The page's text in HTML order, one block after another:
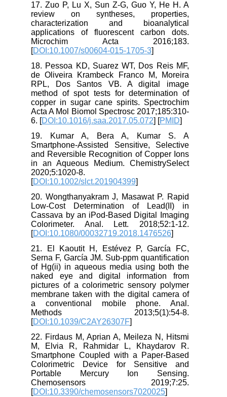
17. Zuo P, Lu X, Sun Z-G, Guo Y, He H. A
review on syntheses, properties,
characterization and bioanalytical
applications of fluorescent carbon dots.
Microchim Acta 2016;183.
[DOI:10.1007/s00604-015-1705-3
18. Pessoa KD, Suarez WT, Dos Reis MF,
de Oliveira Krambeck Franco M, Moreira
RPL, Dos Santos VB. A digital image
method of spot tests for determination of
copper in sugar cane spirits. Spectrochim
Acta A Mol Biomol Spectrosc 2017;185:310-
6. [DOI:10.1016/j.saa.2017.05.072] [PMID
19. Kumar A, Bera A, Kumar S. A
Smartphone‐Assisted Sensitive, Selective
and Reversible Recognition of Copper Ions
in an Aqueous Medium. ChemistrySelect
2020;5:1020-8.
[DOI:10.1002/slct.201904399
20. Wongthanyakram J, Masawat P. Rapid
Low-Cost Determination of Lead(II) in
Cassava by an iPod-Based Digital Imaging
Colorimeter. Anal. Lett. 2018;52:1-12.
[DOI:10.1080/00032719.2018.1476526
21. El Kaoutit H, Estévez P, García FC,
Serna F, García JM. Sub-ppm quantification
of Hg(ii) in aqueous media using both the
naked eye and digital information from
pictures of a colorimetric sensory polymer
membrane taken with the digital camera of
a conventional mobile phone. Anal.
Methods 2013;5(1):54-8.
[DOI:10.1039/C2AY26307F
22. Firdaus M, Aprian A, Meileza N, Hitsmi
M, Elvia R, Rahmidar L, Khaydarov R.
Smartphone Coupled with a Paper-Based
Colorimetric Device for Sensitive and
Portable Mercury Ion Sensing.
Chemosensors 2019;7:25.
[DOI:10.3390/chemosensors7020025